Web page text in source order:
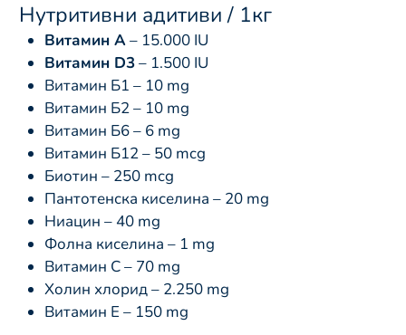
Нутритивни адитиви / 1кг
Витамин А– 15.000 IU
Витамин D3– 1.500 IU
Витамин Б1 – 10 mg
Витамин Б2 – 10 mg
Витамин Б6 – 6 mg
Витамин Б12 – 50 mcg
Биотин – 250 mcg
Пантотенска киселина – 20 mg
Ниацин – 40 mg
Фолна киселина – 1 mg
Витамин C – 70 mg
Холин хлорид – 2.250 mg
Витамин Е – 150 mg